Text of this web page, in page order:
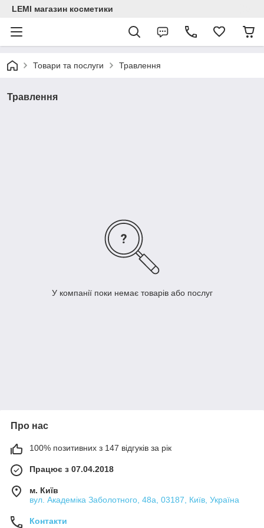
LEMI магазин косметики
Товари та послуги Травлення
Травлення
У компанії поки немає товарів або послуг
Про нас
100% позитивних з 147 відгуків за рік
Працює з 07.04.2018
м. Київ
вул. Академіка Заболотного, 48а, 03187, Київ, Україна
Контакти